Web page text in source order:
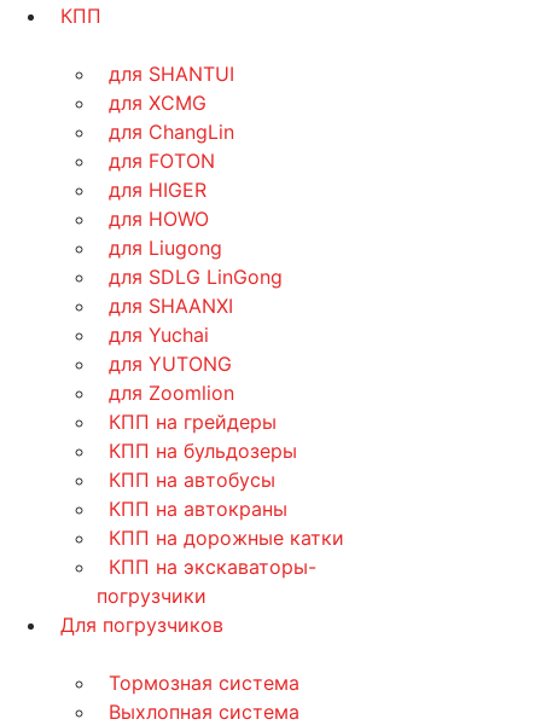
КПП
для SHANTUI
для XCMG
для ChangLin
для FOTON
для HIGER
для HOWO
для Liugong
для SDLG LinGong
для SHAANXI
для Yuchai
для YUTONG
для Zoomlion
КПП на грейдеры
КПП на бульдозеры
КПП на автобусы
КПП на автокраны
КПП на дорожные катки
КПП на экскаваторы-
погрузчики
Для погрузчиков
Тормозная система
Выхлопная система